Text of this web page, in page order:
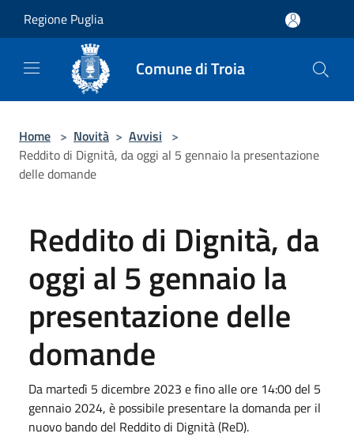
Regione Puglia
Comune di Troia
Home > Novità > Avvisi >
Reddito di Dignità, da oggi al 5 gennaio la presentazione
delle domande
Reddito di Dignità, da
oggi al 5 gennaio la
presentazione delle
domande
Da martedì 5 dicembre 2023 e fino alle ore 14:00 del 5
gennaio 2024, è possibile presentare la domanda per il
nuovo bando del Reddito di Dignità (ReD).